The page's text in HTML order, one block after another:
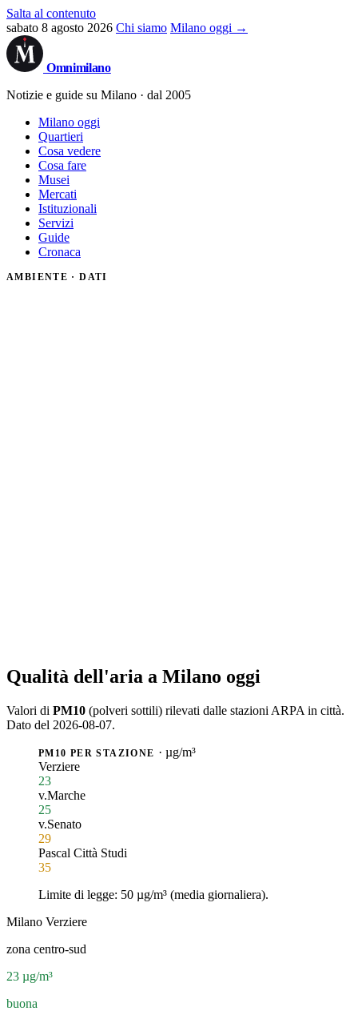
Salta al contenuto
sabato 8 agosto 2026 Chi siamo Milano oggi →
Omnimilano
Notizie e guide su Milano · dal 2005
Milano oggi
Quartieri
Cosa vedere
Cosa fare
Musei
Mercati
Istituzionali
Servizi
Guide
Cronaca
AMBIENTE · DATI
Qualità dell'aria a Milano oggi
Valori di PM10 (polveri sottili) rilevati dalle stazioni ARPA in città.
Dato del 2026-08-07.
PM10 PER STAZIONE · µg/m³
Verziere
23
v.Marche
25
v.Senato
29
Pascal Città Studi
35
Limite di legge: 50 µg/m³ (media giornaliera).
Milano Verziere
zona centro-sud
23 µg/m³
buona